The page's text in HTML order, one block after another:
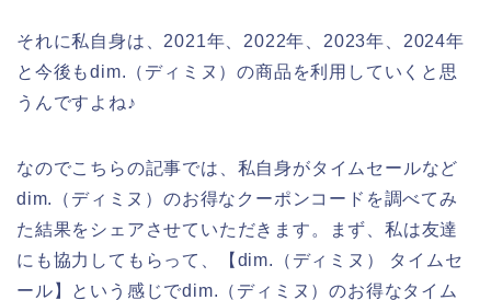
それに私自身は、2021年、2022年、2023年、2024年
と今後もdim.（ディミヌ）の商品を利用していくと思
うんですよね♪
なのでこちらの記事では、私自身がタイムセールなど
dim.（ディミヌ）のお得なクーポンコードを調べてみ
た結果をシェアさせていただきます。まず、私は友達
にも協力してもらって、【dim.（ディミヌ） タイムセ
ール】という感じでdim.（ディミヌ）のお得なタイム